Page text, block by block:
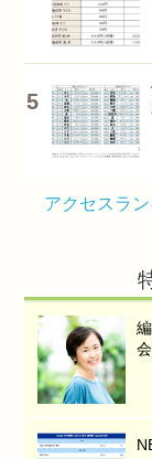
アクセスラ